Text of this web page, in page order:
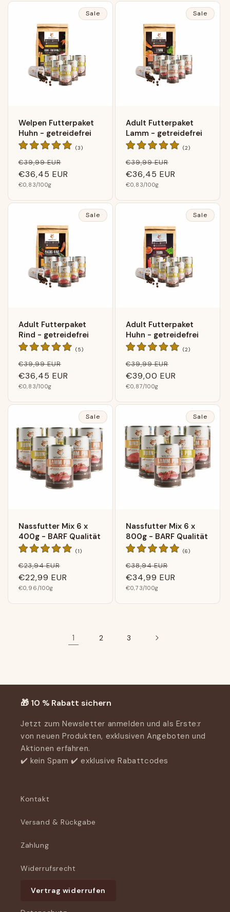
Sale
Welpen Futterpaket
Huhn - getreidefrei
(3)3
Normaler
Preis
€39,99 EUR
€36,45 EUR
Grundpreis
€0,83/100g
Sale
Adult Futterpaket
Lamm - getreidefrei
(2)2
Normaler
Preis
€39,99 EUR
€36,45 EUR
Grundpreis
€0,83/100g
Sale
Adult Futterpaket
Rind - getreidefrei
(5)5
Normaler
Preis
€39,99 EUR
€36,45 EUR
Grundpreis
€0,83/100g
Sale
Adult Futterpaket
Huhn - getreidefrei
(2)2
Normaler
Preis
€39,99 EUR
€39,00 EUR
Grundpreis
€0,87/100g
Sale
Nassfutter Mix 6 x
400g - BARF Qualität
(1)1
Normaler
Preis
€23,94 EUR
€22,99 EUR
Grundpreis
€0,96/100g
Sale
Nassfutter Mix 6 x
800g - BARF Qualität
(6)6
Normaler
Preis
€38,94 EUR
€34,99 EUR
Grundpreis
€0,73/100g
1 2 3
🎁 10 % Rabatt sichern
Jetzt zum Newsletter anmelden und als Erste:r
von neuen Produkten, exklusiven Angeboten und
Aktionen erfahren.
✔️ kein Spam ✔️ exklusive Rabattcodes
Kontakt
Versand & Rückgabe
Zahlung
Widerrufsrecht
Vertrag widerrufen